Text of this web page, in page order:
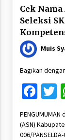
Cek
Seleksi
Muis
Bagikan
(ASN)
006/